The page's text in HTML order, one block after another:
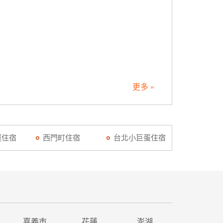
更多 »
宿 西門町住宿 台北小巨蛋住宿